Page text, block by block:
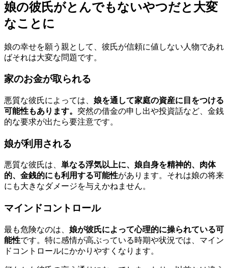
娘の彼氏がとんでもないやつだと大変
なことに
娘の幸せを願う親として、彼氏が信頼に値しない人物であれ
ばそれは大変な問題です。
家のお金が取られる
悪質な彼氏によっては、 娘を通して家庭の資産に目をつける
可能性もあります。 突然の借金の申し出や投資話など、金銭
的な要求が出たら要注意です。
娘が利用される
悪質な彼氏は、 単なる浮気以上に、娘自身を精神的、肉体
的、金銭的にも利用する可能性があります。それは娘の将来
にも大きなダメージを与えかねません。
マインドコントロール
最も危険なのは、 娘が彼氏によって心理的に操られている可
能性です。特に感情が高ぶっている時期や状況では、マイン
ドコントロールにかかりやすくなります。